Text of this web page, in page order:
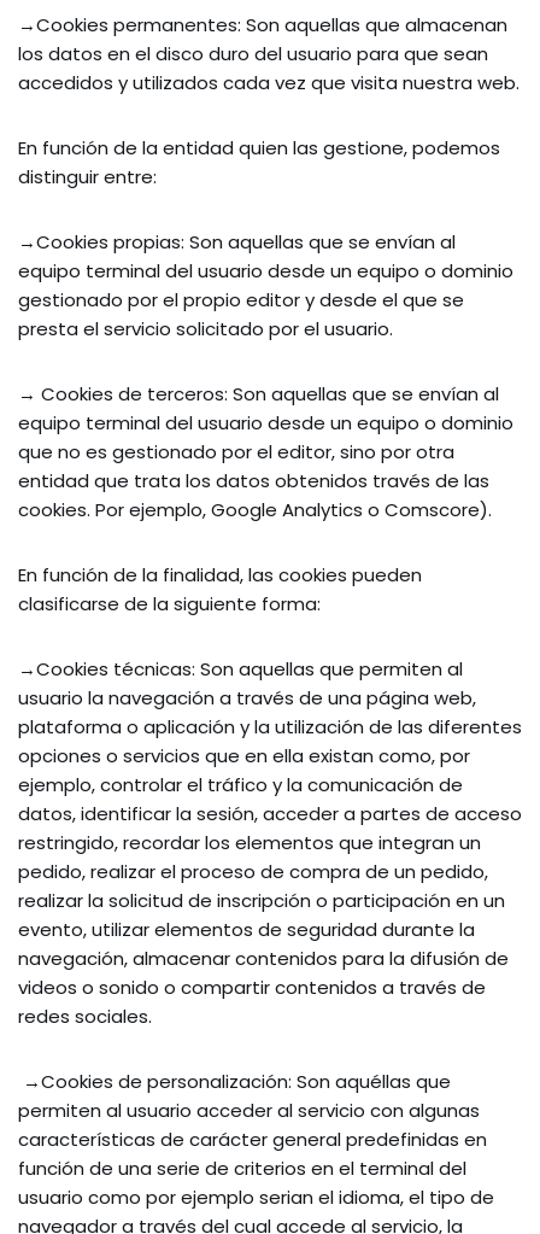
→Cookies permanentes: Son aquellas que almacenan
los datos en el disco duro del usuario para que sean
accedidos y utilizados cada vez que visita nuestra web.
En función de la entidad quien las gestione, podemos
distinguir entre:
→Cookies propias: Son aquellas que se envían al
equipo terminal del usuario desde un equipo o dominio
gestionado por el propio editor y desde el que se
presta el servicio solicitado por el usuario.
→ Cookies de terceros: Son aquellas que se envían al
equipo terminal del usuario desde un equipo o dominio
que no es gestionado por el editor, sino por otra
entidad que trata los datos obtenidos través de las
cookies. Por ejemplo, Google Analytics o Comscore).
En función de la finalidad, las cookies pueden
clasificarse de la siguiente forma:
→Cookies técnicas: Son aquellas que permiten al
usuario la navegación a través de una página web,
plataforma o aplicación y la utilización de las diferentes
opciones o servicios que en ella existan como, por
ejemplo, controlar el tráfico y la comunicación de
datos, identificar la sesión, acceder a partes de acceso
restringido, recordar los elementos que integran un
pedido, realizar el proceso de compra de un pedido,
realizar la solicitud de inscripción o participación en un
evento, utilizar elementos de seguridad durante la
navegación, almacenar contenidos para la difusión de
videos o sonido o compartir contenidos a través de
redes sociales.
→Cookies de personalización: Son aquéllas que
permiten al usuario acceder al servicio con algunas
características de carácter general predefinidas en
función de una serie de criterios en el terminal del
usuario como por ejemplo serian el idioma, el tipo de
navegador a través del cual accede al servicio, la